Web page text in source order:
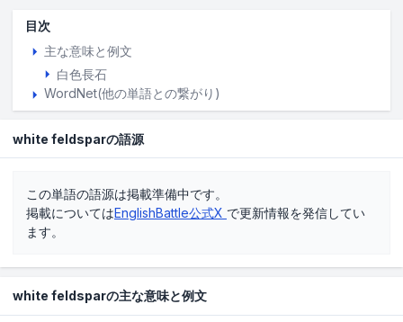
目次
主な意味と例文
白色長石
WordNet(他の単語との繋がり)
white feldsparの語源
この単語の語源は掲載準備中です。
掲載についてはEnglishBattle公式X で更新情報を発信してい
ます。
white feldsparの主な意味と例文